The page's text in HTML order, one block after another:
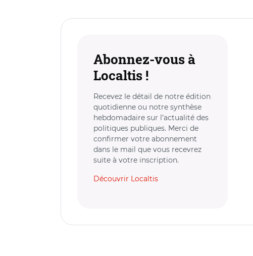
Abonnez-vous à
Localtis !
Recevez le détail de notre édition
quotidienne ou notre synthèse
hebdomadaire sur l’actualité des
politiques publiques. Merci de
confirmer votre abonnement
dans le mail que vous recevrez
suite à votre inscription.
Découvrir Localtis